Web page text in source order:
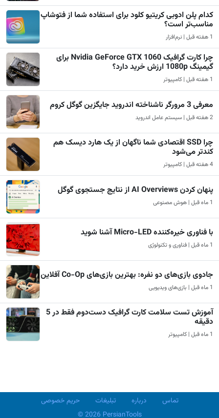
کدام پلن ادوبی کریتیو کلود برای استفاده شما از فتوشاپ
مناسب‌تر است؟
1 هفته قبل | نرم‌افزار
چرا کارت گرافیک Nvidia GeForce GTX 1060 برای
گیمینگ 1080p ارزش خرید دارد؟
1 هفته قبل | کامپیوتر
معرفی 3 مرورگر ناشناخته اندروید جایگزین گوگل کروم
2 هفته قبل | سیستم عامل اندروید
چرا SSD اقتصادی شما ناگهان از یک هارد دیسک هم
کندتر می‌شود
4 هفته قبل | کامپیوتر
پنهان کردن AI Overviews از نتایج جستجوی گوگل
1 ماه قبل | هوش مصنوعی
با فناوری خیره‌کننده Micro-LED آشنا شوید
1 ماه قبل | فناوری و تکنولوژی
جادوی بازی‌های دو نفره: بهترین بازی‌های Co-Op آفلاین
1 ماه قبل | بازی‌های ویدیویی
آموزش تست سلامت کارت گرافیک دست‌دوم فقط در 5
دقیقه
1 ماه قبل | کامپیوتر
تماس درباره تبلیغات
حریم خصوصی
© 2026 PersianTools